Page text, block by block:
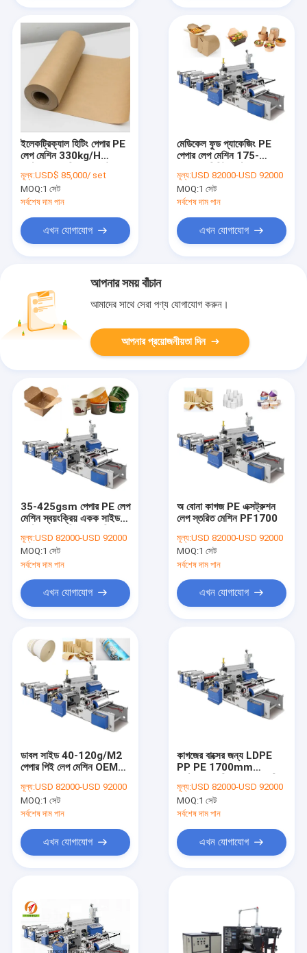
আমাদের সম্পর্কে
ইলেকট্রিক্যাল হিটিং পেপার PE
লেপ মেশিন 330kg/H
মূল্য:USD$ 85,000/ set
MOQ:1 সেট
সর্বশেষ দাম পান
এখন যোগাযোগ
মেডিকেল ফুড প্যাকেজিং PE
পেপার লেপ মেশিন 175-
লাইন
মূল্য:USD 82000-USD 92000
MOQ:1 সেট
সর্বশেষ দাম পান
এখন যোগাযোগ
আপনার সময় বাঁচান
আমাদের সাথে সেরা পণ্য যোগাযোগ করুন।
আপনার প্রয়োজনীয়তা দিন
35-425gsm পেপার PE লেপ
মেশিন স্বয়ংক্রিয় একক সাইড
মূল্য:USD 82000-USD 92000
MOQ:1 সেট
সর্বশেষ দাম পান
এখন যোগাযোগ
অ বোনা কাগজ PE এক্সট্রুশন
লেপ স্তরিত মেশিন PF1700
মূল্য:USD 82000-USD 92000
MOQ:1 সেট
সর্বশেষ দাম পান
এখন যোগাযোগ
ডাবল সাইড 40-120g/M2
পেপার পিই লেপ মেশিন OEM
মূল্য:USD 82000-USD 92000
MOQ:1 সেট
সর্বশেষ দাম পান
এখন যোগাযোগ
কাগজের বাক্সের জন্য LDPE
PP PE 1700mm
মূল্য:USD 82000-USD 92000
MOQ:1 সেট
সর্বশেষ দাম পান
এখন যোগাযোগ